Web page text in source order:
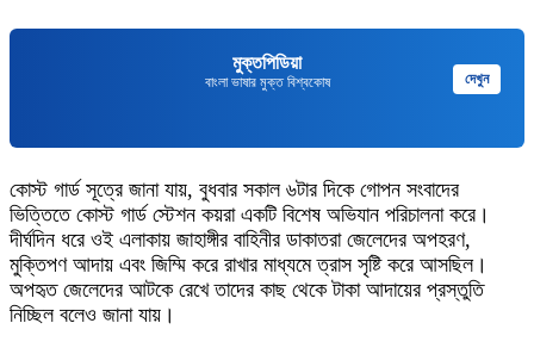
মুক্তপিডিয়া
বাংলা ভাষার মুক্ত বিশ্বকোষ দেখুন
কোস্ট গার্ড সূত্রে জানা যায়, বুধবার সকাল ৬টার দিকে গোপন সংবাদের
ভিত্তিতে কোস্ট গার্ড স্টেশন কয়রা একটি বিশেষ অভিযান পরিচালনা করে।
দীর্ঘদিন ধরে ওই এলাকায় জাহাঙ্গীর বাহিনীর ডাকাতরা জেলেদের অপহরণ,
মুক্তিপণ আদায় এবং জিম্মি করে রাখার মাধ্যমে ত্রাস সৃষ্টি করে আসছিল।
অপহৃত জেলেদের আটকে রেখে তাদের কাছ থেকে টাকা আদায়ের প্রস্তুতি
নিচ্ছিল বলেও জানা যায়।